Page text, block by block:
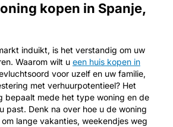
kopen in Spanje,
induikt, is het verstandig om uw
Waarom wilt u een huis kopen in
voor uzelf en uw familie,
met verhuurpotentieel? Het
bepaalt mede het type woning en de
past. Denk na over hoe u de woning
lange vakanties, weekendjes weg